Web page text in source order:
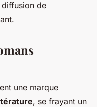
de
une marque
, se frayant un